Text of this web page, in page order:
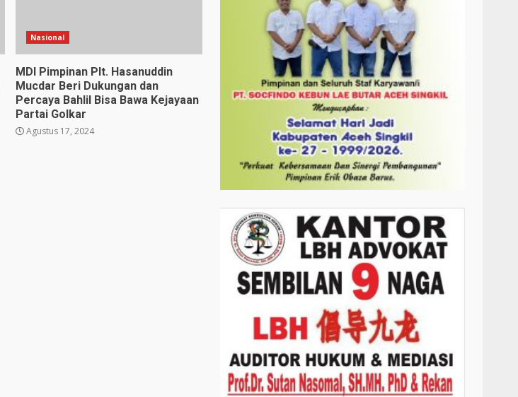
Nasional
MDI Pimpinan Plt. Hasanuddin
Mucdar Beri Dukungan dan
Percaya Bahlil Bisa Bawa Kejayaan
Partai Golkar
Agustus 17, 2024